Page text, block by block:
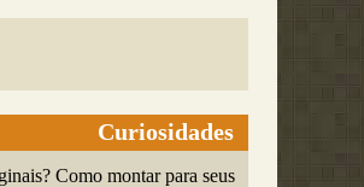
Curiosidades
Como montar para seus